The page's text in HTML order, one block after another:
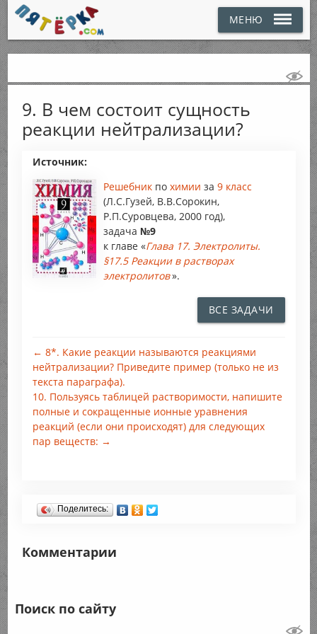
МЕНЮ
9. В чем состоит сущность
реакции нейтрализации?
Источник:
Решебник по химии за 9 класс
(Л.С.Гузей, В.В.Сорокин,
Р.П.Суровцева, 2000 год),
задача №9
к главе «Глава 17. Электролиты.
§17.5 Реакции в растворах
электролитов».
ВСЕ ЗАДАЧИ
← 8*. Какие реакции называются реакциями
нейтрализации? Приведите пример (только не из
текста параграфа).
10. Пользуясь таблицей растворимости, напишите
полные и сокращенные ионные уравнения
реакций (если они происходят) для следующих
пар веществ: →
Поделитесь:
Комментарии
Поиск по сайту